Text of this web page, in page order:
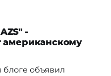
ProductTank, которое
городов по всему
-
американскому
объявил